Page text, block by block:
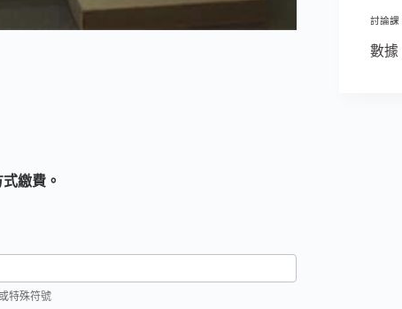
繳費。
特殊符號
討論課
數據